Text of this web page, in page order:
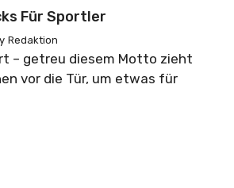
Für Sportler
Redaktion
– getreu diesem Motto zieht
vor die Tür, um etwas für